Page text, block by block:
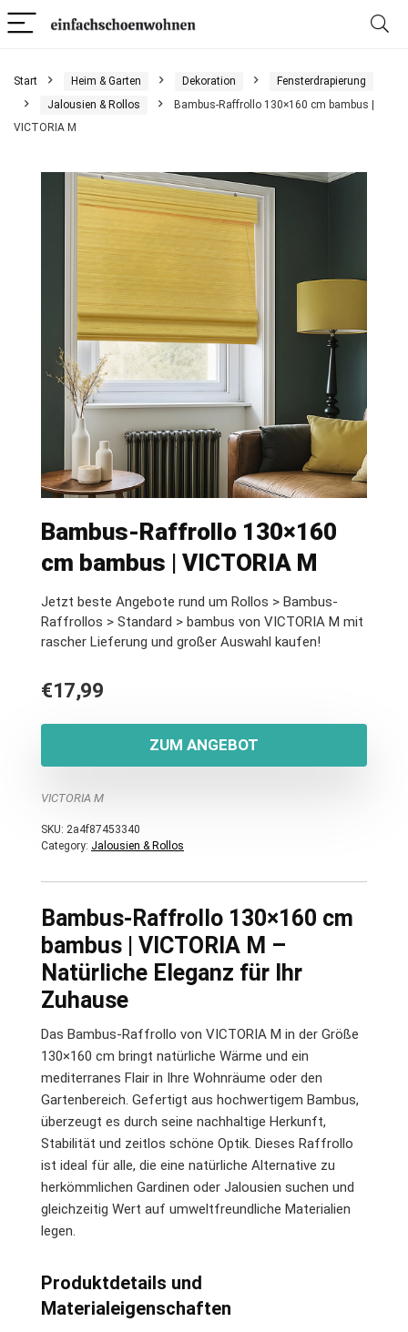
Start Heim & Garten Dekoration
Fensterdrapierung
Jalousien & Rollos
Bambus-Raffrollo 130×160 cm bambus |
VICTORIA M
Bambus-Raffrollo 130×160
cm bambus | VICTORIA M
Jetzt beste Angebote rund um Rollos > Bambus-
Raffrollos > Standard > bambus von VICTORIA M mit
rascher Lieferung und großer Auswahl kaufen!
€17,99
ZUM ANGEBOT
VICTORIA M
SKU: 2a4f87453340
Category: Jalousien & Rollos
Bambus-Raffrollo 130×160 cm
bambus | VICTORIA M –
Natürliche Eleganz für Ihr
Zuhause
Das Bambus-Raffrollo von VICTORIA M in der Größe
130×160 cm bringt natürliche Wärme und ein
mediterranes Flair in Ihre Wohnräume oder den
Gartenbereich. Gefertigt aus hochwertigem Bambus,
überzeugt es durch seine nachhaltige Herkunft,
Stabilität und zeitlos schöne Optik. Dieses Raffrollo
ist ideal für alle, die eine natürliche Alternative zu
herkömmlichen Gardinen oder Jalousien suchen und
gleichzeitig Wert auf umweltfreundliche Materialien
legen.
Produktdetails und
Materialeigenschaften